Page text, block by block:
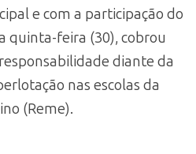
e com a participação do
quinta-feira (30), cobrou
diante da
nas escolas da
(Reme).